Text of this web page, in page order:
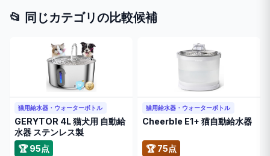
📂 同じカテゴリの比較候補
猫用給水器・ウォーターボトル
GERYTOR 4L 猫犬用 自動給
水器 ステンレス製
🏆 95点
猫用給水器・ウォーターボトル
Cheerble E1+ 猫自動給水器
🏆 75点